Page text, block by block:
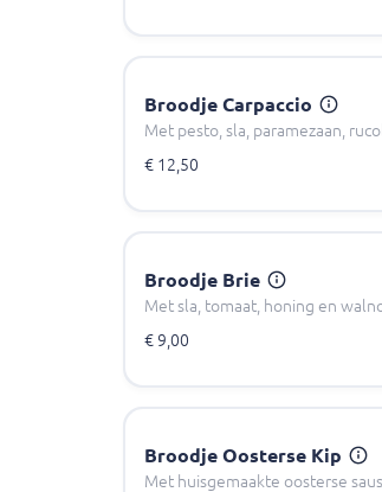
Broodje Carpaccio
Met pesto, sla, paramezaan,
€ 12,50
Broodje Brie
Met sla, tomaat, honing en
€ 9,00
Broodje Oosterse Kip
Met huisgemaakte oosterse